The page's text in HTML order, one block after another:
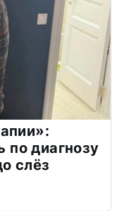
по диагнозу
слёз